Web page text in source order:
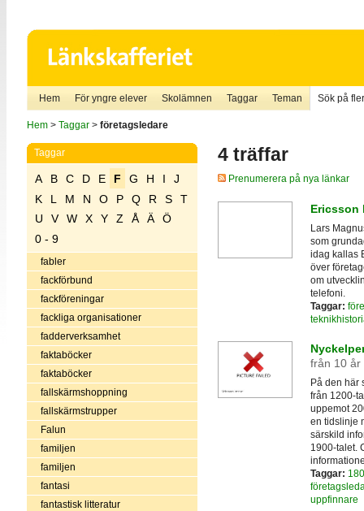
Hem För yngre elever Skolämnen Taggar Teman Sök på
Hem> Taggar> företagsledare
Taggar
A B C D E F G H I
J
K
L M N O P Q R S
T
U
V W X Y Z Å Ä
Ö
0 - 9
fabler
fackförbund
fackföreningar
fackliga organisationer
fadderverksamhet
faktaböcker
faktaböcker
fallskärmshoppning
fallskärmstrupper
Falun
familjen
familjen
fantasi
fantastisk litteratur
4 träffar
Prenumerera på nya länkar
Ericsson
Lars
som
idag kallas
över
om
telefoni.
Taggar:
från 10 år
På den här
från 1200-
uppemot
en tidslinje
särskild
1900-talet.
Taggar:
uppfinnare